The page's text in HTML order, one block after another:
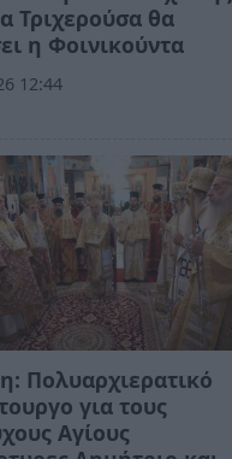
Τριχερούσα θα
η Φοινικούντα
12:44
Πολυαρχιερατικό
για τους
Αγίους